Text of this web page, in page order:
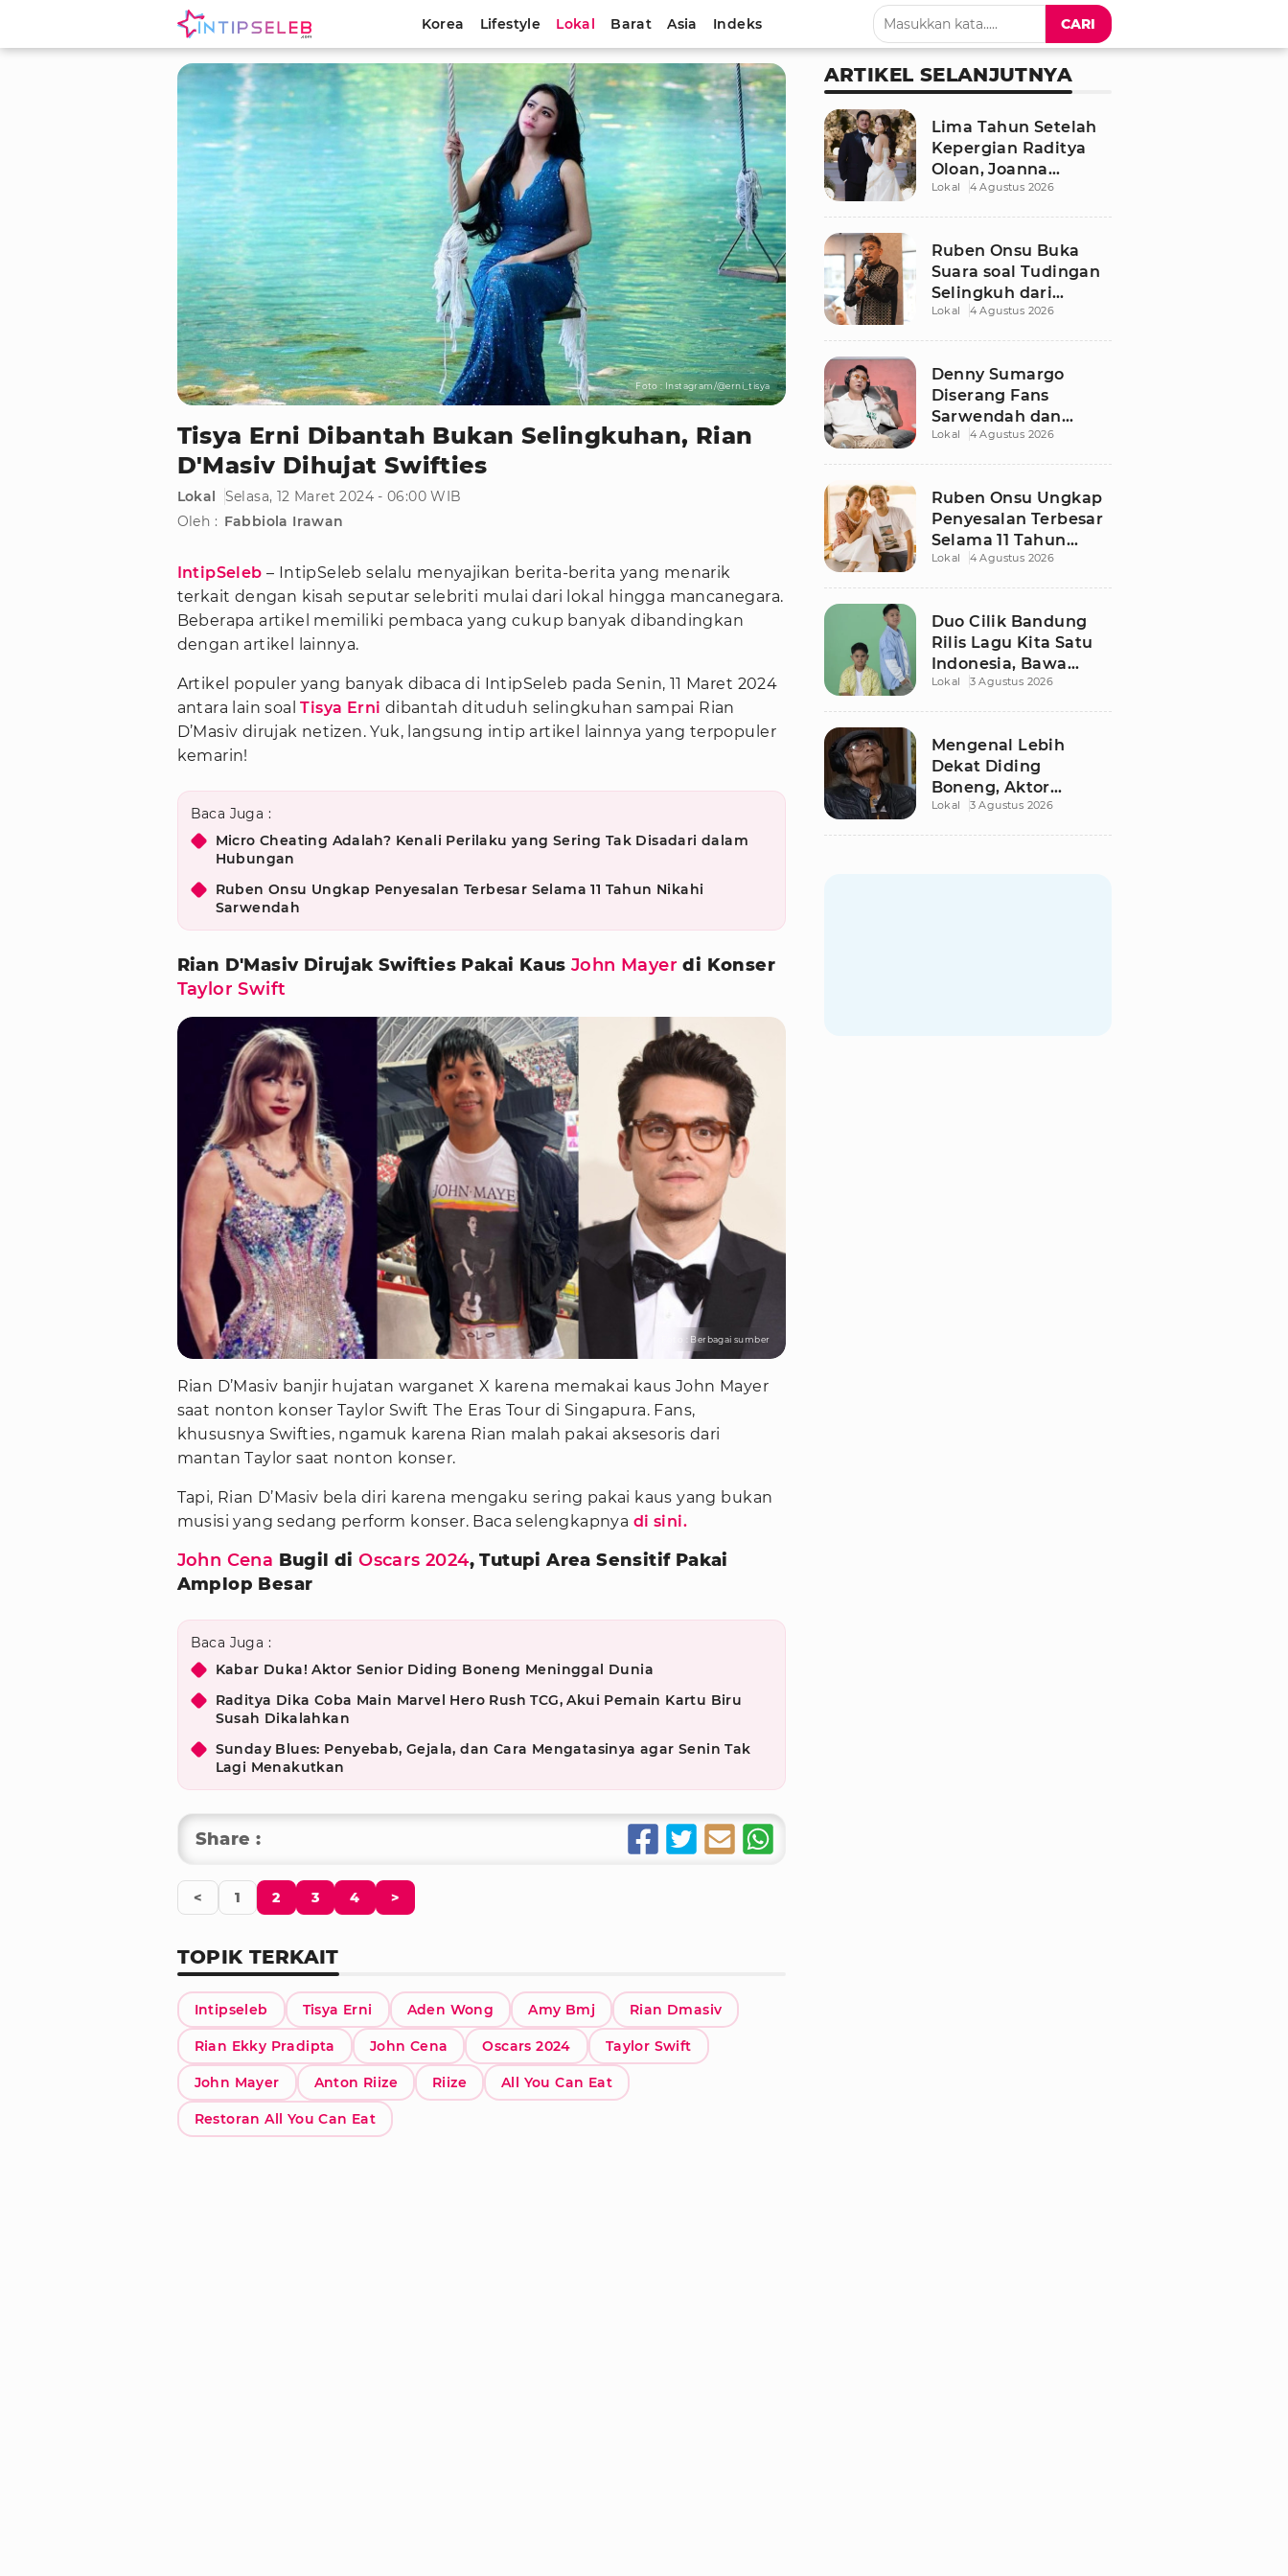
Korea Lifestyle Lokal Barat Asia Indeks CARI
Foto : Instagram/@erni_tisya
Tisya Erni Dibantah Bukan Selingkuhan, Rian
D'Masiv Dihujat Swifties
Lokal
Selasa, 12 Maret 2024 - 06:00 WIB
Oleh : Fabbiola Irawan
IntipSeleb – IntipSeleb selalu menyajikan berita-berita yang menarik
terkait dengan kisah seputar selebriti mulai dari lokal hingga mancanegara.
Beberapa artikel memiliki pembaca yang cukup banyak dibandingkan
dengan artikel lainnya.
Artikel populer yang banyak dibaca di IntipSeleb pada Senin, 11 Maret 2024
antara lain soalTisya Erni dibantah dituduh selingkuhan sampai Rian
D’Masiv dirujak netizen. Yuk, langsung intip artikel lainnya yang terpopuler
kemarin!
Baca Juga :
Micro Cheating Adalah? Kenali Perilaku yang Sering Tak Disadari dalam
Hubungan
Ruben Onsu Ungkap Penyesalan Terbesar Selama 11 Tahun Nikahi
Sarwendah
Rian D'Masiv Dirujak Swifties Pakai Kaus John Mayer di Konser
Taylor Swift
Foto : Berbagai sumber
Rian D’Masiv banjir hujatan warganet X karena memakai kaus John Mayer
saat nonton konser Taylor Swift The Eras Tour di Singapura. Fans,
khususnya Swifties, ngamuk karena Rian malah pakai aksesoris dari
mantan Taylor saat nonton konser.
Tapi, Rian D’Masiv bela diri karena mengaku sering pakai kaus yang bukan
musisi yang sedang perform konser. Baca selengkapnya di sini.
John Cena Bugil diOscars 2024, Tutupi Area Sensitif Pakai
Amplop Besar
Baca Juga :
Kabar Duka! Aktor Senior Diding Boneng Meninggal Dunia
Raditya Dika Coba Main Marvel Hero Rush TCG, Akui Pemain Kartu Biru
Susah Dikalahkan
Sunday Blues: Penyebab, Gejala, dan Cara Mengatasinya agar Senin Tak
Lagi Menakutkan
Share :
< 1 2 3 4 >
TOPIK TERKAIT
Intipseleb Tisya Erni Aden Wong Amy Bmj Rian Dmasiv
Rian Ekky Pradipta John Cena Oscars 2024 Taylor Swift
John Mayer Anton Riize Riize All You Can Eat
Restoran All You Can Eat
ARTIKEL SELANJUTNYA
Lima Tahun Setelah
Kepergian Raditya
Oloan, Joanna
Alexandra Kembali
Lokal 4 Agustus 2026
Ruben Onsu Buka
Suara soal Tudingan
Selingkuh dari
Sarwendah
Lokal 4 Agustus 2026
Denny Sumargo
Diserang Fans
Sarwendah dan
Ruben Onsu Usai
Lokal 4 Agustus 2026
Ruben Onsu Ungkap
Penyesalan Terbesar
Selama 11 Tahun
Nikahi Sarwendah
Lokal 4 Agustus 2026
Duo Cilik Bandung
Rilis Lagu Kita Satu
Indonesia, Bawa
Pesan Persatuan
Lokal 3 Agustus 2026
Mengenal Lebih
Dekat Diding
Boneng, Aktor
Legendaris yang
Lokal 3 Agustus 2026